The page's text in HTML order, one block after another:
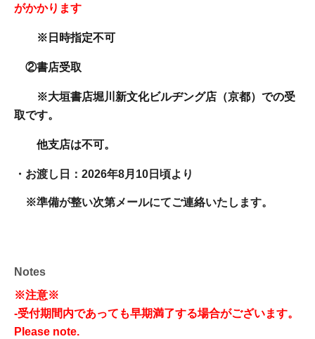
がかかります
※日時指定不可
②書店受取
※大垣書店堀川新文化ビルヂング店（京都）での受
取です。
他支店は不可。
・お渡し日： 2026年8月10日頃より
※準備が整い次第メールにてご連絡いたします。
Notes
※注意※
-受付期間内であっても早期満了する場合がございます。
Please note.